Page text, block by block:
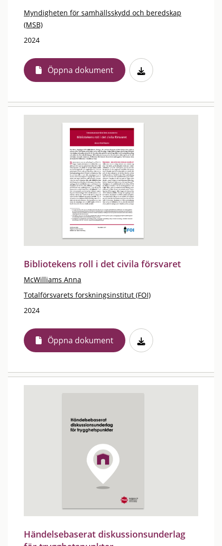
Myndigheten för samhällsskydd och beredskap
(MSB)
2024
Öppna dokument
Bibliotekens roll i det civila försvaret
McWilliams Anna
Totalförsvarets forskningsinstitut (FOI)
2024
Öppna dokument
Händelsebaserat diskussionsunderlag